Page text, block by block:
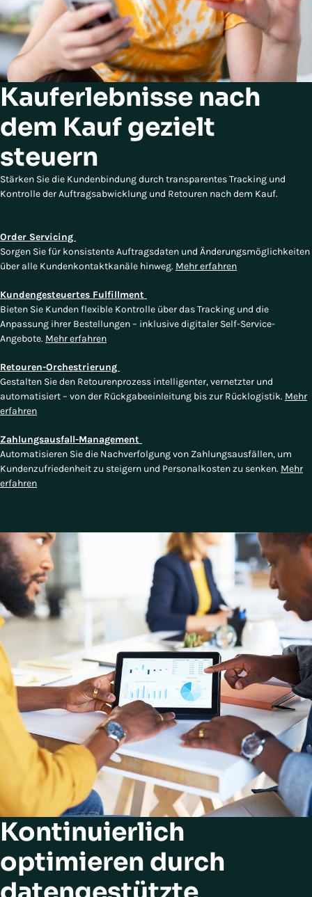
Kauferlebnisse nach
dem Kauf gezielt
steuern
Stärken Sie die Kundenbindung durch transparentes Tracking und
Kontrolle der Auftragsabwicklung und Retouren nach dem Kauf.
Order Servicing
Sorgen Sie für konsistente Auftragsdaten und Änderungsmöglichkeiten
über alle Kundenkontaktkanäle hinweg. Mehr erfahren
Kundengesteuertes Fulfillment
Bieten Sie Kunden flexible Kontrolle über das Tracking und die
Anpassung ihrer Bestellungen – inklusive digitaler Self-Service-
Angebote. Mehr erfahren
Retouren-Orchestrierung
Gestalten Sie den Retourenprozess intelligenter, vernetzter und
automatisiert – von der Rückgabeeinleitung bis zur Rücklogistik. Mehr
erfahren
Zahlungsausfall-Management
Automatisieren Sie die Nachverfolgung von Zahlungsausfällen, um
Kundenzufriedenheit zu steigern und Personalkosten zu senken. Mehr
erfahren
Kontinuierlich
optimieren durch